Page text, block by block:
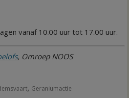
vanaf 10.00 uur tot 17.00 uur.
, Omroep NOOS
, Geraniumactie